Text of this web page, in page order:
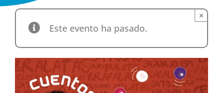
Este evento ha pasado.
×